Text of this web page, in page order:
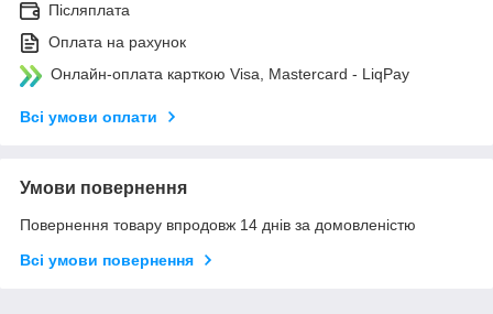
Післяплата
Оплата на рахунок
Онлайн-оплата карткою Visa, Mastercard - LiqPay
Всі умови оплати
Умови повернення
Повернення товару впродовж 14 днів за домовленістю
Всі умови повернення